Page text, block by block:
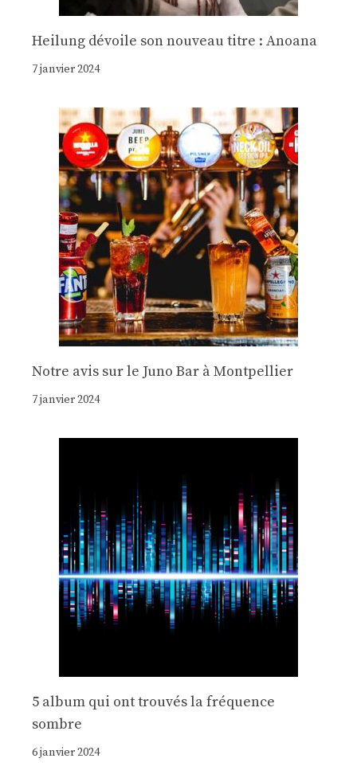
Heilung dévoile son nouveau titre : Anoana
7 janvier 2024
Notre avis sur le Juno Bar à Montpellier
7 janvier 2024
5 album qui ont trouvés la fréquence
sombre
6 janvier 2024